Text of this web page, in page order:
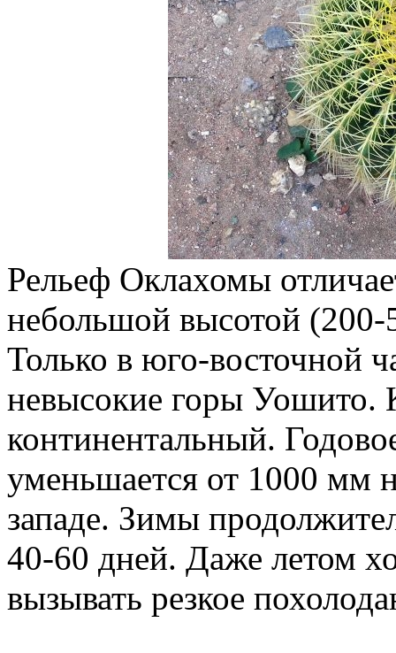
Рельеф Оклахомы
небольшой высотой
Только в юго-восточной
невысокие горы Уошито.
континентальный.
уменьшается от 1000 мм
западе. Зимы
40-60 дней. Даже летом
вызывать резкое